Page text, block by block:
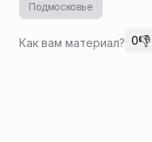
Подмосковье
Как вам материал? 0👎